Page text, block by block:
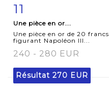
détaillée
11
Une pièce en or...
Une pièce en or de 20 francs
figurant Napoléon III...
240 - 280 EUR
Résultat 270 EUR